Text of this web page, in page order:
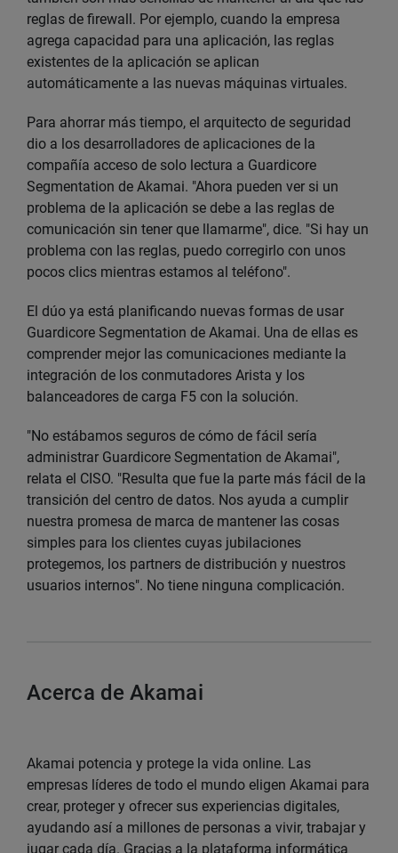
reglas de firewall. Por ejemplo, cuando la empresa
agrega capacidad para una aplicación, las reglas
existentes de la aplicación se aplican
automáticamente a las nuevas máquinas virtuales.
Para ahorrar más tiempo, el arquitecto de seguridad
dio a los desarrolladores de aplicaciones de la
compañía acceso de solo lectura a Guardicore
Segmentation de Akamai. "Ahora pueden ver si un
problema de la aplicación se debe a las reglas de
comunicación sin tener que llamarme", dice. "Si hay un
problema con las reglas, puedo corregirlo con unos
pocos clics mientras estamos al teléfono".
El dúo ya está planificando nuevas formas de usar
Guardicore Segmentation de Akamai. Una de ellas es
comprender mejor las comunicaciones mediante la
integración de los conmutadores Arista y los
balanceadores de carga F5 con la solución.
"No estábamos seguros de cómo de fácil sería
administrar Guardicore Segmentation de Akamai",
relata el CISO. "Resulta que fue la parte más fácil de la
transición del centro de datos. Nos ayuda a cumplir
nuestra promesa de marca de mantener las cosas
simples para los clientes cuyas jubilaciones
protegemos, los partners de distribución y nuestros
usuarios internos". No tiene ninguna complicación.
Acerca de Akamai
Akamai potencia y protege la vida online. Las
empresas líderes de todo el mundo eligen Akamai para
crear, proteger y ofrecer sus experiencias digitales,
ayudando así a millones de personas a vivir, trabajar y
jugar cada día. Gracias a la plataforma informática